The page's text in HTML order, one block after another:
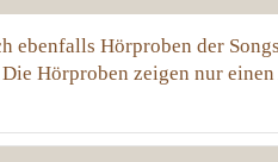
ebenfalls Hörproben der
Hörproben zeigen nur